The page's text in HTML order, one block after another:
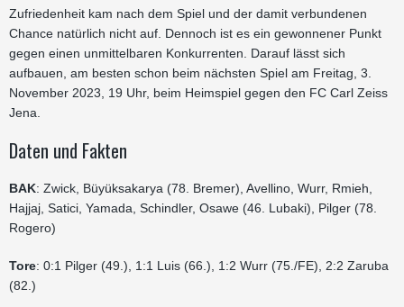
Zufriedenheit kam nach dem Spiel und der damit verbundenen
Chance natürlich nicht auf. Dennoch ist es ein gewonnener Punkt
gegen einen unmittelbaren Konkurrenten. Darauf lässt sich
aufbauen, am besten schon beim nächsten Spiel am Freitag, 3.
November 2023, 19 Uhr, beim Heimspiel gegen den FC Carl Zeiss
Jena.
Daten und Fakten
BAK: Zwick, Büyüksakarya (78. Bremer), Avellino, Wurr, Rmieh,
Hajjaj, Satici, Yamada, Schindler, Osawe (46. Lubaki), Pilger (78.
Rogero)
Tore: 0:1 Pilger (49.), 1:1 Luis (66.), 1:2 Wurr (75./FE), 2:2 Zaruba
(82.)